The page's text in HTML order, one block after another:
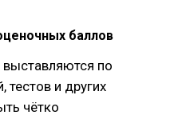
баллов
по
тестов и других
чётко